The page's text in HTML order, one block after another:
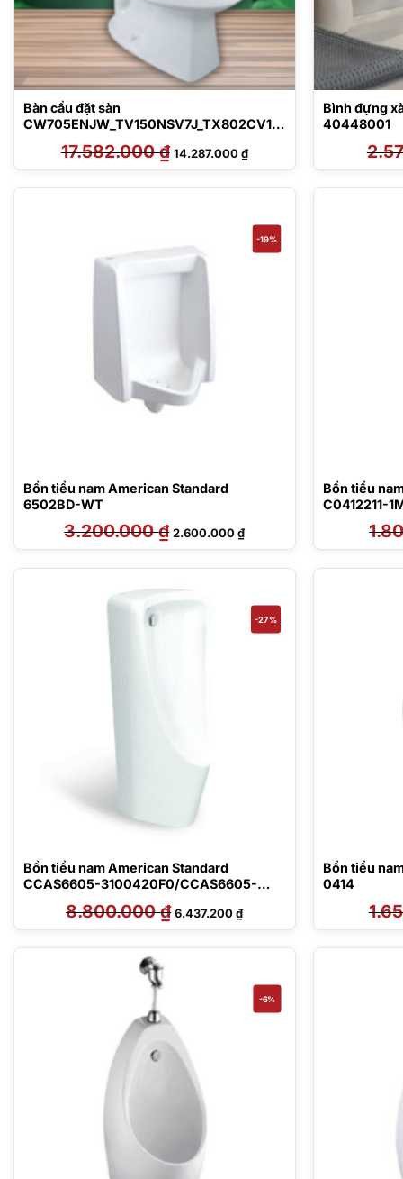
Bàn cầu đặt sàn
CW705ENJW_TV150NSV7J_TX802CV1_
17.582.000₫ Giá
gốc
là:
14.287.000₫Giá
hiện
tại
14.287.000 ₫.
Bình đựng
40448001
-19%
Bồn tiểu nam American Standard
6502BD-WT
3.200.000₫ Giá
gốc
là:
2.600.000₫Giá
hiện
tại
2.600.000 ₫.
Bồn tiểu
C0412211-
-27%
Bồn tiểu nam American Standard
CCAS6605-3100420F0/CCAS6605-
8.800.000₫ Giá
gốc
là:
6.437.200₫Giá
hiện
tại
6.437.200 ₫.
Bồn tiểu
0414
-6%